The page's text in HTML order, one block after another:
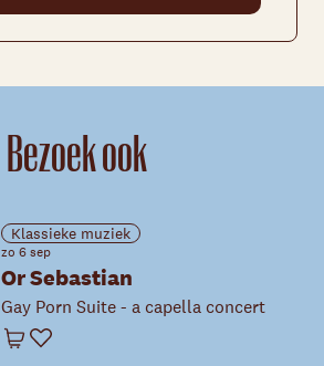
Bezoek ook
Klassieke muziek
zo 6 sep
Or Sebastian
Gay Porn Suite - a capella concert
Winkelwagen
Favoriet